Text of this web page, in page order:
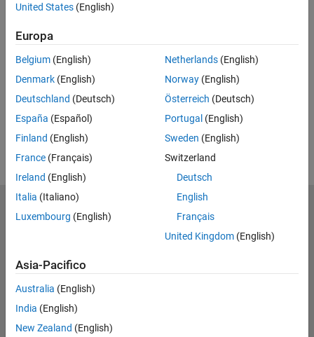
Related Resources
Feedback
UP NEXT
RELATED VIDEOS
View more related videos
United States (English)
Europa
Belgium (English)
Denmark (English)
Deutschland (Deutsch)
España (Español)
Finland (English)
France (Français)
Ireland (English)
Italia (Italiano)
Luxembourg (English)
Netherlands(English)
Norway(English)
Österreich (Deutsch)
Portugal (English)
Sweden (English)
Switzerland
Deutsch
English
Français
United Kingdom(English)
Asia-Pacifico
Australia (English)
India (English)
New Zealand (English)
MathWorks
Accelerating the pace of engineering and science
Prova o Acquista
Scopri i nostri prodotti